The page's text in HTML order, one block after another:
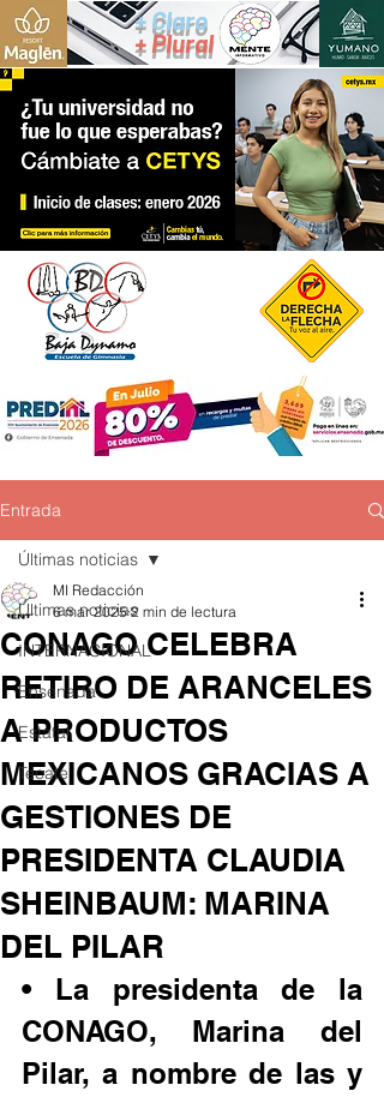
+ Claro
+ Plural
Entrada
Últimas noticias
INTERNACIONAL
Ensenada
Estatal
Tecate
Últimas noticias
CONAGO CELEBRA
RETIRO DE ARANCELES
A PRODUCTOS
MEXICANOS GRACIAS A
GESTIONES DE
PRESIDENTA CLAUDIA
SHEINBAUM: MARINA
DEL PILAR
MI Redacción
6 mar 2025 2 min de lectura
• La presidenta de la
CONAGO, Marina del
Pilar, a nombre de las y